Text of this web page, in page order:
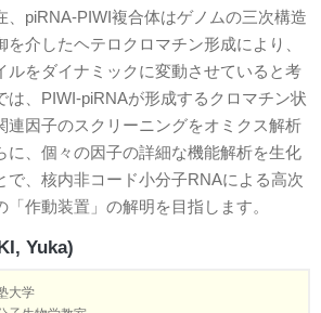
、piRNA-PIWI複合体はゲノムの三次構造
介したヘテロクロマチン形成により、
ルをダイナミックに変動させていると考
は、PIWI-piRNAが形成するクロマチン状
連因子のスクリーニングをオミクス解析
に、個々の因子の詳細な機能解析を生化
で、核内非コード小分子RNAによる高次
作動装置」の解明を目指します。
Yuka)
大学